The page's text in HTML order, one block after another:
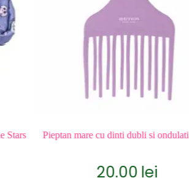
Pieptan mare cu dinti dubli si ondulati – mov
20.00lei